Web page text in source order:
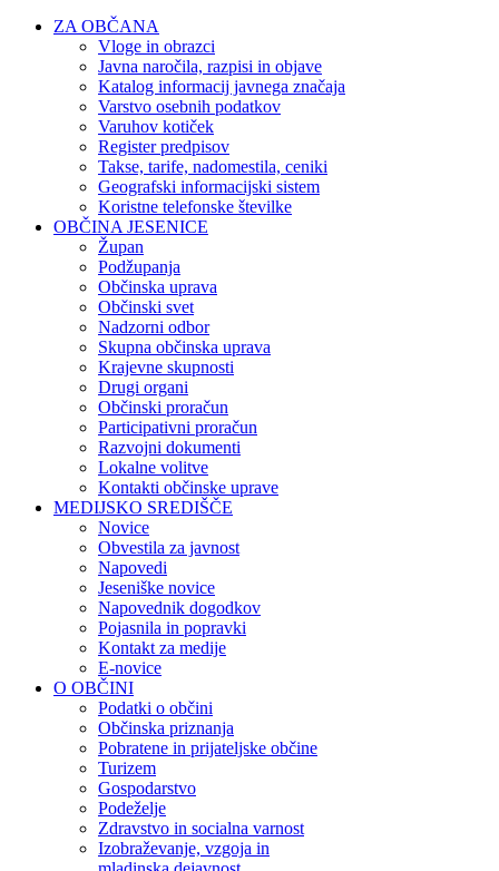
ZA OBČANA
Vloge in obrazci
Javna naročila, razpisi in objave
Katalog informacij javnega značaja
Varstvo osebnih podatkov
Varuhov kotiček
Register predpisov
Takse, tarife, nadomestila, ceniki
Geografski informacijski sistem
Koristne telefonske številke
OBČINA JESENICE
Župan
Podžupanja
Občinska uprava
Občinski svet
Nadzorni odbor
Skupna občinska uprava
Krajevne skupnosti
Drugi organi
Občinski proračun
Participativni proračun
Razvojni dokumenti
Lokalne volitve
Kontakti občinske uprave
MEDIJSKO SREDIŠČE
Novice
Obvestila za javnost
Napovedi
Jeseniške novice
Napovednik dogodkov
Pojasnila in popravki
Kontakt za medije
E-novice
O OBČINI
Podatki o občini
Občinska priznanja
Pobratene in prijateljske občine
Turizem
Gospodarstvo
Podeželje
Zdravstvo in socialna varnost
Izobraževanje, vzgoja in